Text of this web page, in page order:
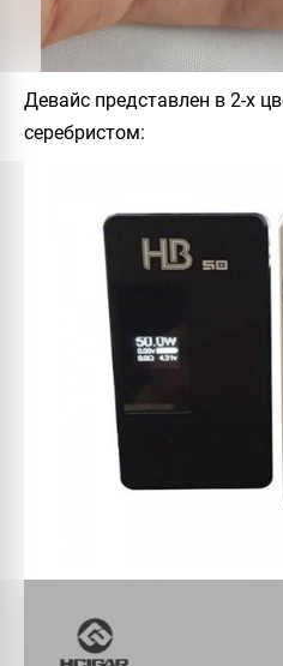
Девайс представлен в 2-х
серебристом: